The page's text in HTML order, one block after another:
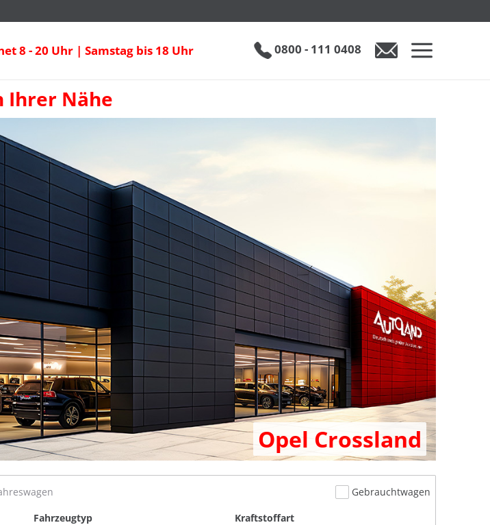
8 - 20 Uhr | Samstag bis 18 Uhr 0800 - 111 0408
Ihrer Nähe
Opel Crossland
Gebrauchtwagen
Fahrzeugtyp Kraftstoffart